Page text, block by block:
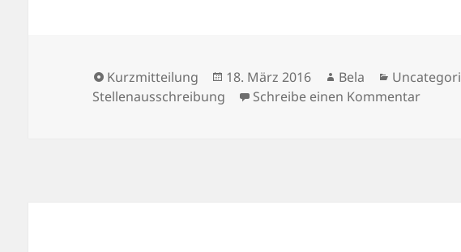
Format
Kurzmitteilung
Veröffentlicht
am
18. März 2016 Autor
Bela Kategorien
Stellenausschreibung
Schreibe einen Kommentarzu